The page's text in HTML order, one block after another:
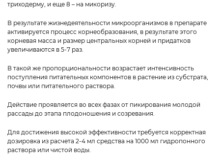
триходерму, и еще 8 – на микоризу.
В результате жизнедеятельности микроорганизмов в препарате
активируется процесс корнеобразования, в результате этого
корневая масса и размер центральных корней и придатков
увеличиваются в 5-7 раз.
В такой же пропорциональности возрастает интенсивность
поступления питательных компонентов в растение из субстрата,
почвы или питательного раствора.
Действие проявляется во всех фазах от пикирования молодой
рассады до этапа плодоношения и созревания.
Для достижения высокой эффективности требуется корректная
дозировка из расчета 2-4 мл средства на 1000 мл гидропонного
раствора или чистой воды.